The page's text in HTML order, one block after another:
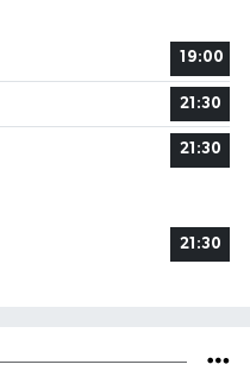
19:00
21:30
21:30
21:30